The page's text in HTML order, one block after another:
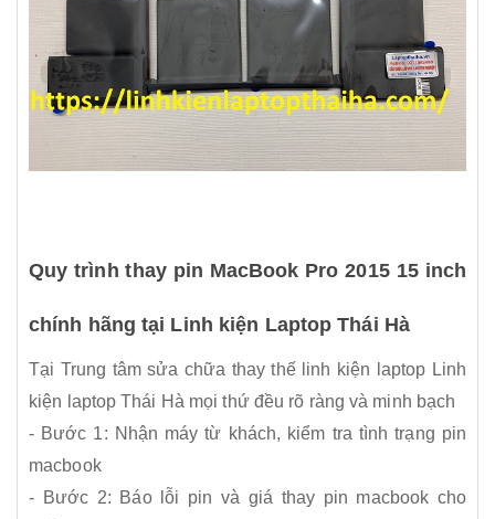
Quy trình thay pin MacBook Pro 2015 15 inch
chính hãng tại Linh kiện Laptop Thái Hà
Tại Trung tâm sửa chữa thay thế linh kiện laptop Linh
kiện laptop Thái Hà mọi thứ đều rõ ràng và minh bạch
- Bước 1: Nhận máy từ khách, kiểm tra tình trạng pin
macbook
- Bước 2: Báo lỗi pin và giá thay pin macbook cho